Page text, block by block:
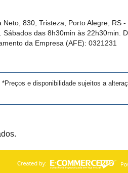
Neto, 830, Tristeza, Porto Alegre, RS -
das 8h30min às 22h30min.
da Empresa (AFE): 0321231
e disponibilidade sujeitos a